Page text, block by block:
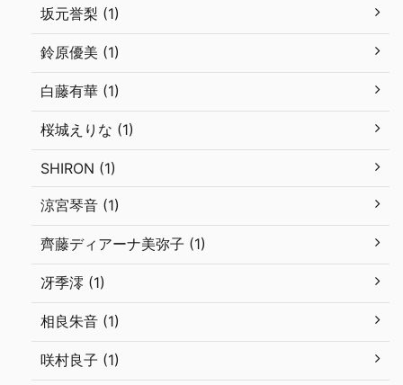
坂元誉梨 (1)
鈴原優美 (1)
白藤有華 (1)
桜城えりな (1)
SHIRON (1)
涼宮琴音 (1)
齊藤ディアーナ美弥子 (1)
冴季澪 (1)
相良朱音 (1)
咲村良子 (1)